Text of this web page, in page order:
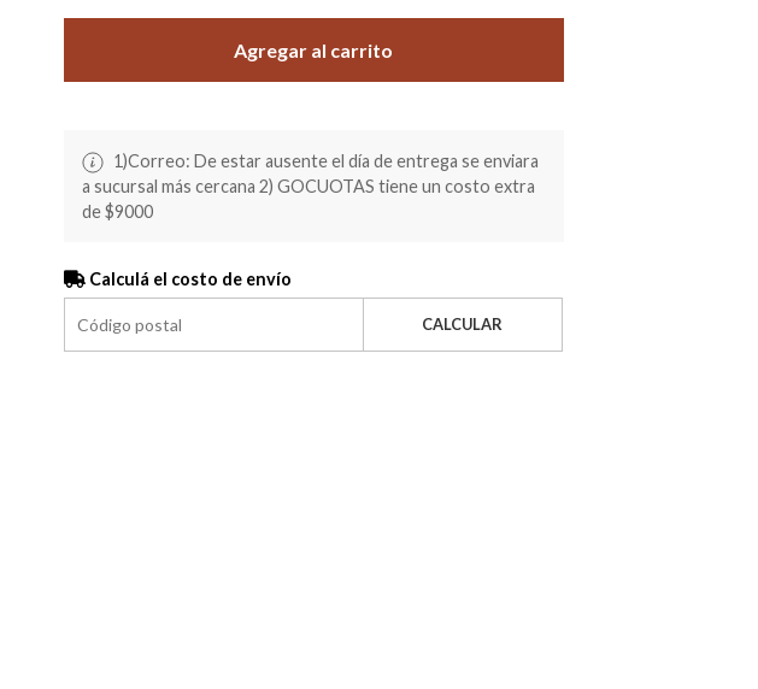
Agregar al carrito
1)Correo: De estar ausente el día de entrega se enviara
a sucursal más cercana 2) GOCUOTAS tiene un costo extra
de $9000
Calculá el costo de envío
CALCULAR